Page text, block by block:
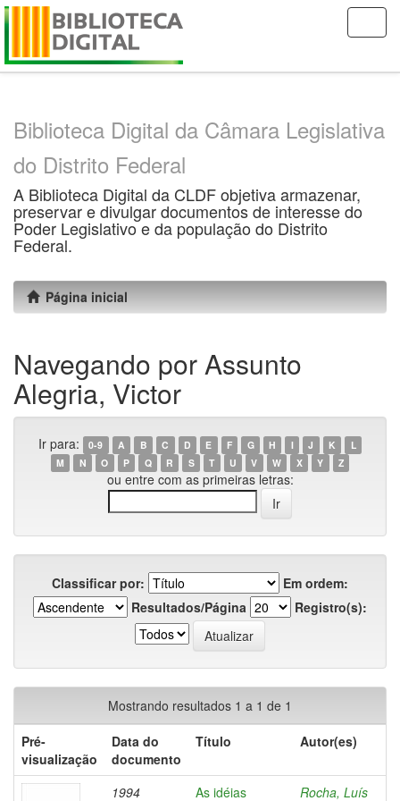
Skip
Biblioteca Digital da Câmara Legislativa
do Distrito Federal
A Biblioteca Digital da CLDF objetiva armazenar,
preservar e divulgar documentos de interesse do
Poder Legislativo e da população do Distrito
Federal.
Página inicial
Navegando por Assunto
Alegria, Victor
Ir para: 0-9 A B C D E F G H I J K
L
M
N O P Q R S T U V W X Y Z
ou entre com as primeiras letras:
Classificar por:
Em ordem:
Resultados/Página
Registro(s):
Mostrando resultados 1 a 1 de 1
Pré-
visualização
Data do
documento
Título Autor(es)
1994 As idéias Rocha, Luís